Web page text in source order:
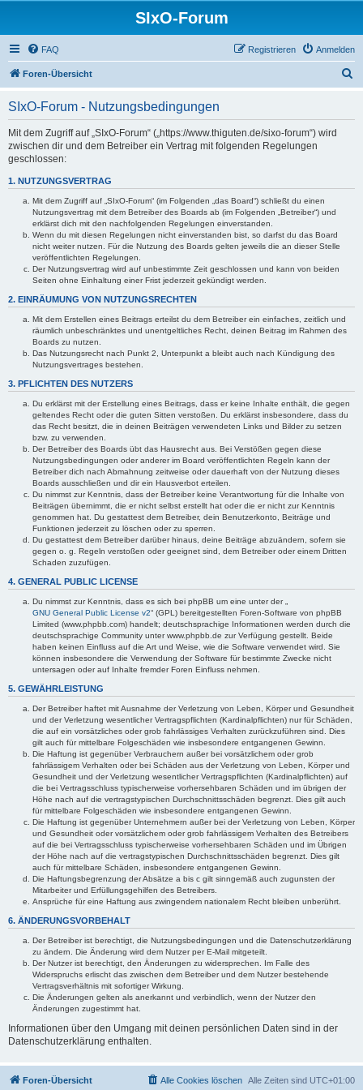
SIxO-Forum
FAQ Anmelden
Registrieren
Foren-Übersicht
SIxO-Forum - Nutzungsbedingungen
Mit dem Zugriff auf „SIxO-Forum“ („https://www.thiguten.de/sixo-forum“) wird
zwischen dir und dem Betreiber ein Vertrag mit folgenden Regelungen
geschlossen:
1. NUTZUNGSVERTRAG
Mit dem Zugriff auf „SIxO-Forum“ (im Folgenden „das Board“) schließt du einen
Nutzungsvertrag mit dem Betreiber des Boards ab (im Folgenden „Betreiber“) und
erklärst dich mit den nachfolgenden Regelungen einverstanden.
Wenn du mit diesen Regelungen nicht einverstanden bist, so darfst du das Board
nicht weiter nutzen. Für die Nutzung des Boards gelten jeweils die an dieser Stelle
veröffentlichten Regelungen.
Der Nutzungsvertrag wird auf unbestimmte Zeit geschlossen und kann von beiden
Seiten ohne Einhaltung einer Frist jederzeit gekündigt werden.
2. EINRÄUMUNG VON NUTZUNGSRECHTEN
Mit dem Erstellen eines Beitrags erteilst du dem Betreiber ein einfaches, zeitlich und
räumlich unbeschränktes und unentgeltliches Recht, deinen Beitrag im Rahmen des
Boards zu nutzen.
Das Nutzungsrecht nach Punkt 2, Unterpunkt a bleibt auch nach Kündigung des
Nutzungsvertrages bestehen.
3. PFLICHTEN DES NUTZERS
Du erklärst mit der Erstellung eines Beitrags, dass er keine Inhalte enthält, die gegen
geltendes Recht oder die guten Sitten verstoßen. Du erklärst insbesondere, dass du
das Recht besitzt, die in deinen Beiträgen verwendeten Links und Bilder zu setzen
bzw. zu verwenden.
Der Betreiber des Boards übt das Hausrecht aus. Bei Verstößen gegen diese
Nutzungsbedingungen oder anderer im Board veröffentlichten Regeln kann der
Betreiber dich nach Abmahnung zeitweise oder dauerhaft von der Nutzung dieses
Boards ausschließen und dir ein Hausverbot erteilen.
Du nimmst zur Kenntnis, dass der Betreiber keine Verantwortung für die Inhalte von
Beiträgen übernimmt, die er nicht selbst erstellt hat oder die er nicht zur Kenntnis
genommen hat. Du gestattest dem Betreiber, dein Benutzerkonto, Beiträge und
Funktionen jederzeit zu löschen oder zu sperren.
Du gestattest dem Betreiber darüber hinaus, deine Beiträge abzuändern, sofern sie
gegen o. g. Regeln verstoßen oder geeignet sind, dem Betreiber oder einem Dritten
Schaden zuzufügen.
4. GENERAL PUBLIC LICENSE
Du nimmst zur Kenntnis, dass es sich bei phpBB um eine unter der „
GNU General Public License v2“ (GPL) bereitgestellten Foren-Software von phpBB
Limited (www.phpbb.com) handelt; deutschsprachige Informationen werden durch die
deutschsprachige Community unter www.phpbb.de zur Verfügung gestellt. Beide
haben keinen Einfluss auf die Art und Weise, wie die Software verwendet wird. Sie
können insbesondere die Verwendung der Software für bestimmte Zwecke nicht
untersagen oder auf Inhalte fremder Foren Einfluss nehmen.
5. GEWÄHRLEISTUNG
Der Betreiber haftet mit Ausnahme der Verletzung von Leben, Körper und Gesundheit
und der Verletzung wesentlicher Vertragspflichten (Kardinalpflichten) nur für Schäden,
die auf ein vorsätzliches oder grob fahrlässiges Verhalten zurückzuführen sind. Dies
gilt auch für mittelbare Folgeschäden wie insbesondere entgangenen Gewinn.
Die Haftung ist gegenüber Verbrauchern außer bei vorsätzlichem oder grob
fahrlässigem Verhalten oder bei Schäden aus der Verletzung von Leben, Körper und
Gesundheit und der Verletzung wesentlicher Vertragspflichten (Kardinalpflichten) auf
die bei Vertragsschluss typischerweise vorhersehbaren Schäden und im übrigen der
Höhe nach auf die vertragstypischen Durchschnittsschäden begrenzt. Dies gilt auch
für mittelbare Folgeschäden wie insbesondere entgangenen Gewinn.
Die Haftung ist gegenüber Unternehmern außer bei der Verletzung von Leben, Körper
und Gesundheit oder vorsätzlichem oder grob fahrlässigem Verhalten des Betreibers
auf die bei Vertragsschluss typischerweise vorhersehbaren Schäden und im Übrigen
der Höhe nach auf die vertragstypischen Durchschnittsschäden begrenzt. Dies gilt
auch für mittelbare Schäden, insbesondere entgangenen Gewinn.
Die Haftungsbegrenzung der Absätze a bis c gilt sinngemäß auch zugunsten der
Mitarbeiter und Erfüllungsgehilfen des Betreibers.
Ansprüche für eine Haftung aus zwingendem nationalem Recht bleiben unberührt.
6. ÄNDERUNGSVORBEHALT
Der Betreiber ist berechtigt, die Nutzungsbedingungen und die Datenschutzerklärung
zu ändern. Die Änderung wird dem Nutzer per E-Mail mitgeteilt.
Der Nutzer ist berechtigt, den Änderungen zu widersprechen. Im Falle des
Widerspruchs erlischt das zwischen dem Betreiber und dem Nutzer bestehende
Vertragsverhältnis mit sofortiger Wirkung.
Die Änderungen gelten als anerkannt und verbindlich, wenn der Nutzer den
Änderungen zugestimmt hat.
Informationen über den Umgang mit deinen persönlichen Daten sind in der
Datenschutzerklärung enthalten.
Foren-Übersicht Alle Zeiten sind UTC+01:00
Alle Cookies löschen